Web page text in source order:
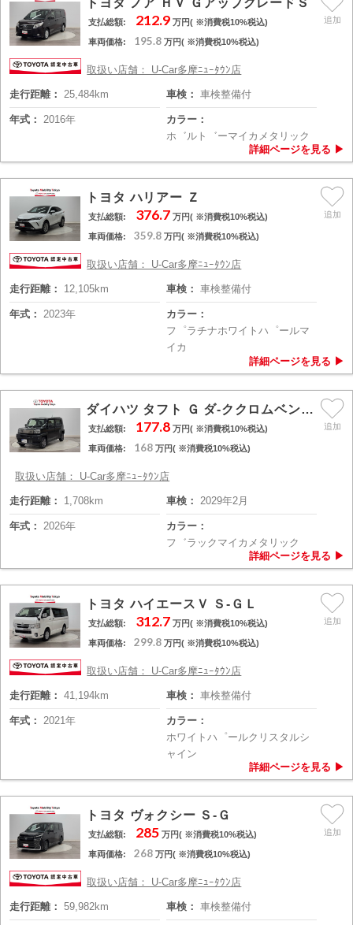
支払総額: 212.9万円( ※消費税10%税込)
車両価格: 195.8 万円( ※消費税10%税込)
取扱い店舗： U-Car多摩ﾆｭｰﾀｳﾝ店
走行距離： 25,484km 車検： 車検整備付
年式： 2016年
カラー：
ホ゛ルト゛ーマイカメタリック
トヨタ ハリアー Ｚ
支払総額: 376.7万円( ※消費税10%税込)
車両価格: 359.8 万円( ※消費税10%税込)
取扱い店舗： U-Car多摩ﾆｭｰﾀｳﾝ店
走行距離： 12,105km 車検： 車検整備付
年式： 2023年
カラー：
フ゜ラチナホワイトハ゜ールマ
イカ
ダイハツ タフト Ｇ ダ-ククロムベンチャ-
支払総額: 177.8万円( ※消費税10%税込)
車両価格: 168 万円( ※消費税10%税込)
取扱い店舗： U-Car多摩ﾆｭｰﾀｳﾝ店
走行距離： 1,708km 車検： 2029年2月
年式： 2026年
カラー：
フ゛ラックマイカメタリック
トヨタ ハイエースＶ Ｓ-ＧＬ
支払総額: 312.7万円( ※消費税10%税込)
車両価格: 299.8 万円( ※消費税10%税込)
取扱い店舗： U-Car多摩ﾆｭｰﾀｳﾝ店
走行距離： 41,194km 車検： 車検整備付
年式： 2021年
カラー：
ホワイトハ゜ールクリスタルシ
ャイン
トヨタ ヴォクシー Ｓ-Ｇ
支払総額: 285万円( ※消費税10%税込)
車両価格: 268 万円( ※消費税10%税込)
取扱い店舗： U-Car多摩ﾆｭｰﾀｳﾝ店
走行距離： 59,982km 車検： 車検整備付